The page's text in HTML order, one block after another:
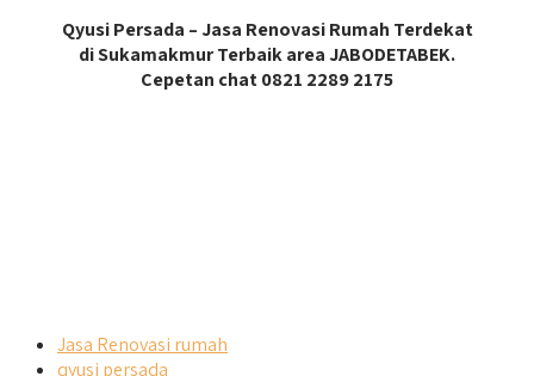
Qyusi Persada – Jasa Renovasi Rumah Terdekat
di Sukamakmur Terbaik area JABODETABEK.
Cepetan chat 0821 2289 2175
Jasa Renovasi rumah
qyusi persada